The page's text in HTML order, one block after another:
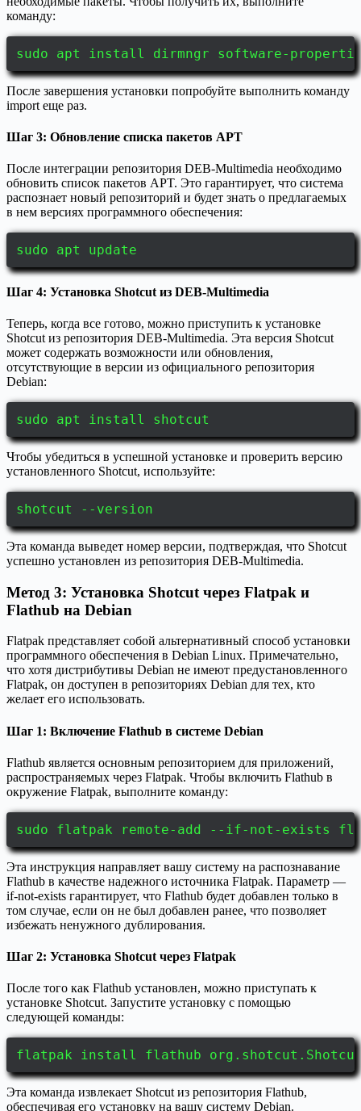
команду:
sudo apt install dirmngr software-
После завершения установки попробуйте выполнить команду
import еще раз.
Шаг 3: Обновление списка пакетов APT
После интеграции репозитория DEB-Multimedia необходимо
обновить список пакетов APT. Это гарантирует, что система
распознает новый репозиторий и будет знать о предлагаемых
в нем версиях программного обеспечения:
sudo apt update
Шаг 4: Установка Shotcut из DEB-Multimedia
Теперь, когда все готово, можно приступить к установке
Shotcut из репозитория DEB-Multimedia. Эта версия Shotcut
может содержать возможности или обновления,
отсутствующие в версии из официального репозитория
Debian:
sudo apt install shotcut
Чтобы убедиться в успешной установке и проверить версию
установленного Shotcut, используйте:
shotcut --version
Эта команда выведет номер версии, подтверждая, что Shotcut
успешно установлен из репозитория DEB-Multimedia.
Метод 3: Установка Shotcut через Flatpak и
Flathub на Debian
Flatpak представляет собой альтернативный способ установки
программного обеспечения в Debian Linux. Примечательно,
что хотя дистрибутивы Debian не имеют предустановленного
Flatpak, он доступен в репозиториях Debian для тех, кто
желает его использовать.
Шаг 1: Включение Flathub в системе Debian
Flathub является основным репозиторием для приложений,
распространяемых через Flatpak. Чтобы включить Flathub в
окружение Flatpak, выполните команду:
sudo flatpak remote-add --if-not-exists
Эта инструкция направляет вашу систему на распознавание
Flathub в качестве надежного источника Flatpak. Параметр —
if-not-exists гарантирует, что Flathub будет добавлен только в
том случае, если он не был добавлен ранее, что позволяет
избежать ненужного дублирования.
Шаг 2: Установка Shotcut через Flatpak
После того как Flathub установлен, можно приступать к
установке Shotcut. Запустите установку с помощью
следующей команды:
flatpak install flathub
Эта команда извлекает Shotcut из репозитория Flathub,
обеспечивая его установку на вашу систему Debian.